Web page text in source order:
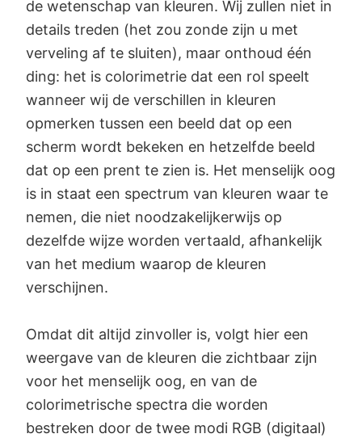
de wetenschap van kleuren. Wij zullen niet in
details treden (het zou zonde zijn u met
verveling af te sluiten), maar onthoud één
ding: het is colorimetrie dat een rol speelt
wanneer wij de verschillen in kleuren
opmerken tussen een beeld dat op een
scherm wordt bekeken en hetzelfde beeld
dat op een prent te zien is. Het menselijk oog
is in staat een spectrum van kleuren waar te
nemen, die niet noodzakelijkerwijs op
dezelfde wijze worden vertaald, afhankelijk
van het medium waarop de kleuren
verschijnen.
Omdat dit altijd zinvoller is, volgt hier een
weergave van de kleuren die zichtbaar zijn
voor het menselijk oog, en van de
colorimetrische spectra die worden
bestreken door de twee modi RGB (digitaal)